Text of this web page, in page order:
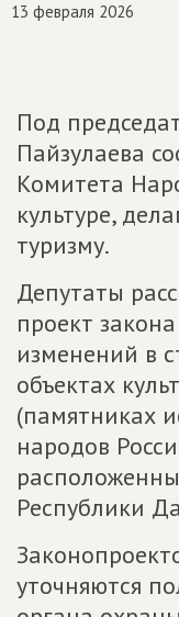
13 февраля 2026
Под
Пайзулаева
Комитета
культуре,
туризму.
Депутаты
проект
изменений в
объектах
(памятниках
народов
Республики
уточняются